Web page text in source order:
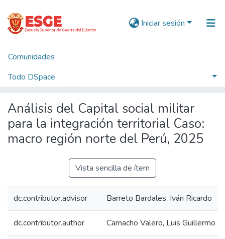
Iniciar sesión
Comunidades
Todo DSpace
Inicio
Análisis del Capital social militar
para la integración territorial Caso:
macro región norte del Perú, 2025
Vista sencilla de ítem
dc.contributor.advisor Barreto Bardales, Iván Ricardo
dc.contributor.author Camacho Valero, Luis Guillermo